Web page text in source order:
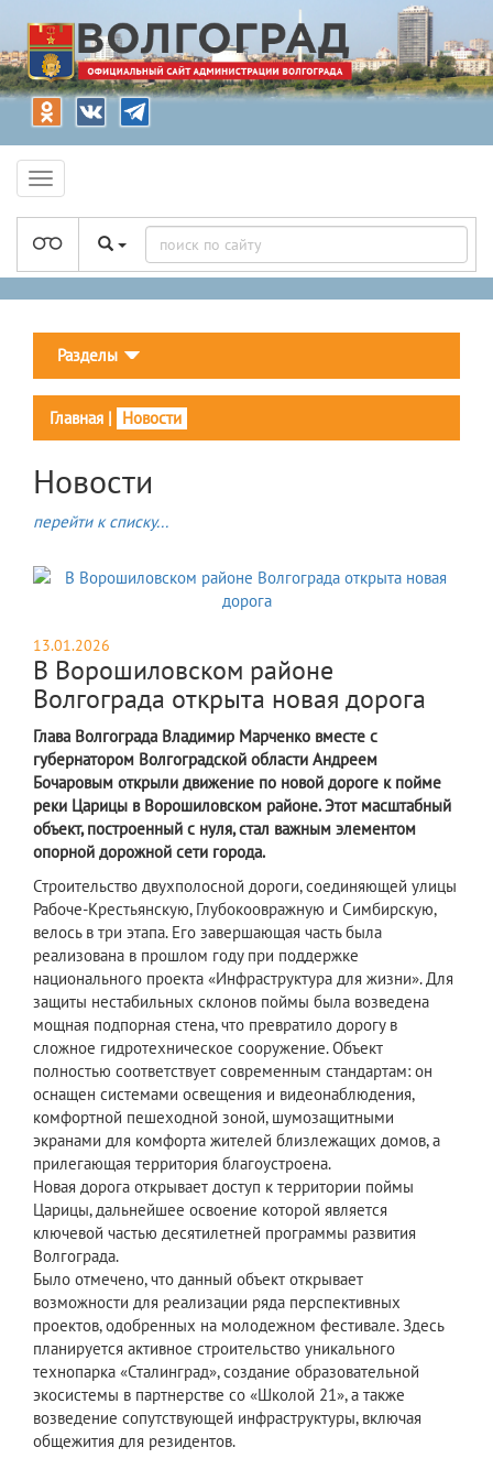
Разделы
Главная | Новости
Новости
перейти к списку...
13.01.2026
В Ворошиловском районе
Волгограда открыта новая дорога
Глава Волгограда Владимир Марченко вместе с
губернатором Волгоградской области Андреем
Бочаровым открыли движение по новой дороге к пойме
реки Царицы в Ворошиловском районе. Этот масштабный
объект, построенный с нуля, стал важным элементом
опорной дорожной сети города.
Строительство двухполосной дороги, соединяющей улицы
Рабоче-Крестьянскую, Глубокоовражную и Симбирскую,
велось в три этапа. Его завершающая часть была
реализована в прошлом году при поддержке
национального проекта «Инфраструктура для жизни». Для
защиты нестабильных склонов поймы была возведена
мощная подпорная стена, что превратило дорогу в
сложное гидротехническое сооружение. Объект
полностью соответствует современным стандартам: он
оснащен системами освещения и видеонаблюдения,
комфортной пешеходной зоной, шумозащитными
экранами для комфорта жителей близлежащих домов, а
прилегающая территория благоустроена.
Новая дорога открывает доступ к территории поймы
Царицы, дальнейшее освоение которой является
ключевой частью десятилетней программы развития
Волгограда.
Было отмечено, что данный объект открывает
возможности для реализации ряда перспективных
проектов, одобренных на молодежном фестивале. Здесь
планируется активное строительство уникального
технопарка «Сталинград», создание образовательной
экосистемы в партнерстве со «Школой 21», а также
возведение сопутствующей инфраструктуры, включая
общежития для резидентов.